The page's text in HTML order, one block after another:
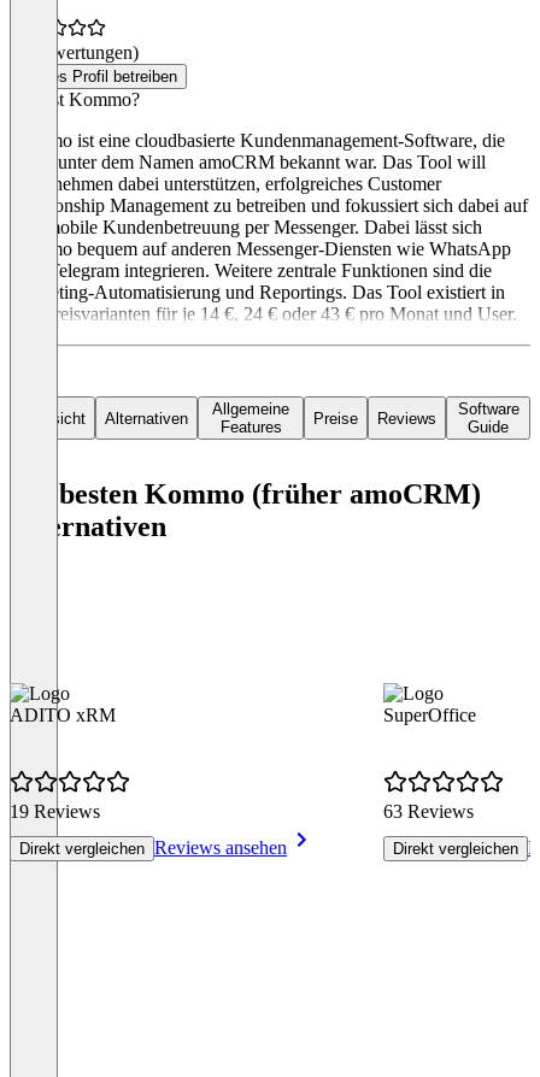
(0 Bewertungen)
Dieses Profil betreiben
Was ist Kommo?
Kommo ist eine cloudbasierte Kundenmanagement-Software, die
zuvor unter dem Namen amoCRM bekannt war. Das Tool will
Unternehmen dabei unterstützen, erfolgreiches Customer
Relationship Management zu betreiben und fokussiert sich dabei auf
eine mobile Kundenbetreuung per Messenger. Dabei lässt sich
Kommo bequem auf anderen Messenger-Diensten wie WhatsApp
oder Telegram integrieren. Weitere zentrale Funktionen sind die
Marketing-Automatisierung und Reportings. Das Tool existiert in
drei Preisvarianten für je 14 €, 24 € oder 43 € pro Monat und User.
Übersicht Alternativen
Allgemeine
Features
Preise Reviews
Software
Guide
Die besten Kommo (früher amoCRM)
Alternativen
ADITO xRM
19 Reviews
Direkt vergleichen Reviews ansehen
SuperOffice
63 Reviews
Direkt vergleichen